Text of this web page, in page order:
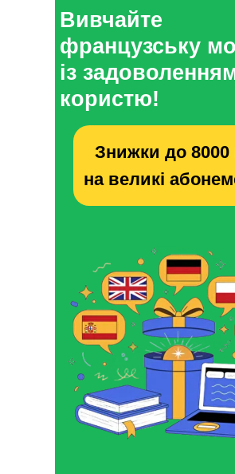
Вивчайте
французську
із
користю!
Знижки до 8000
на великі